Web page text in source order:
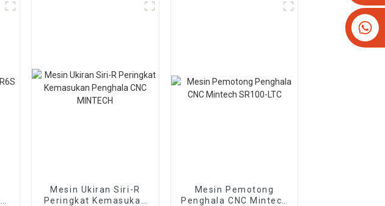
Mesin Ukiran Siri-R
Peringkat Kemasukan
Mesin Pemotong
Penghala CNC Mintech